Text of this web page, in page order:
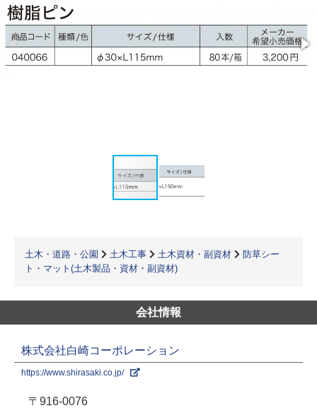
土木・道路・公園 土木工事 土木資材・副資材
防草シー
ト・マット(土木製品・資材・副資材)
会社情報
株式会社白崎コーポレーション
https://www.shirasaki.co.jp/
〒916-0076